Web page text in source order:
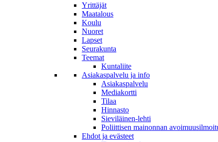
Yrittäjät
Maatalous
Koulu
Nuoret
Lapset
Seurakunta
Teemat
Kuntaliite
Asiakaspalvelu ja info
Asiakaspalvelu
Mediakortti
Tilaa
Hinnasto
Sieviläinen-lehti
Poliittisen mainonnan
Ehdot ja evästeet